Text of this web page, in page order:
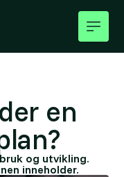
en
og utvikling.
inneholder.